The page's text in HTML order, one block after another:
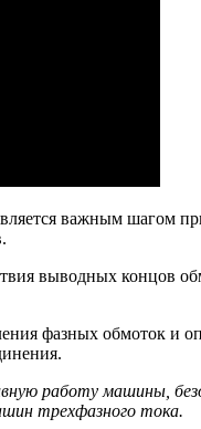
важным шагом
выводных концов
фазных обмоток и
работу машины,
трехфазного тока.